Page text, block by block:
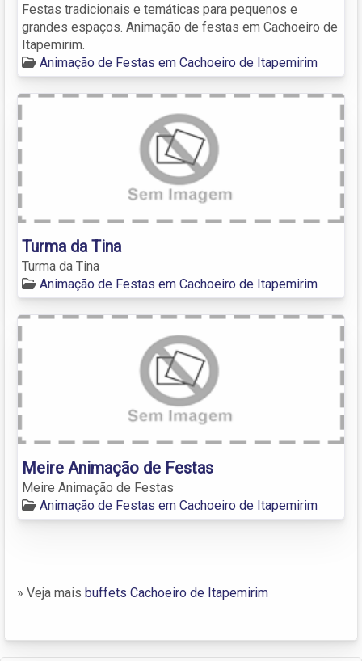
Festas tradicionais e temáticas para pequenos e
grandes espaços. Animação de festas em Cachoeiro de
Itapemirim.
Animação de Festas em Cachoeiro de Itapemirim
Turma da Tina
Turma da Tina
Animação de Festas em Cachoeiro de Itapemirim
Meire Animação de Festas
Meire Animação de Festas
Animação de Festas em Cachoeiro de Itapemirim
» Veja mais buffets Cachoeiro de Itapemirim